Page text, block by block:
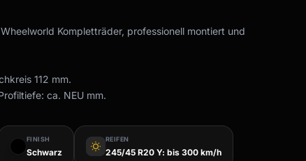
Kompletträder, professionell montiert und
112 mm.
ca. NEU mm.
FINISH
Schwarz wb_sunny
REIFEN
245/45 R20 Y: bis 300 km/h